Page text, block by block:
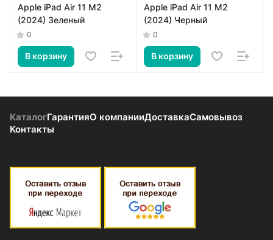
Apple iPad Air 11 M2
(2024) Зеленый
0
В корзину
Apple iPad Air 11 M2
(2024) Черный
0
В корзину
КаталогГарантияО компанииДоставкаСамовывоз
Контакты